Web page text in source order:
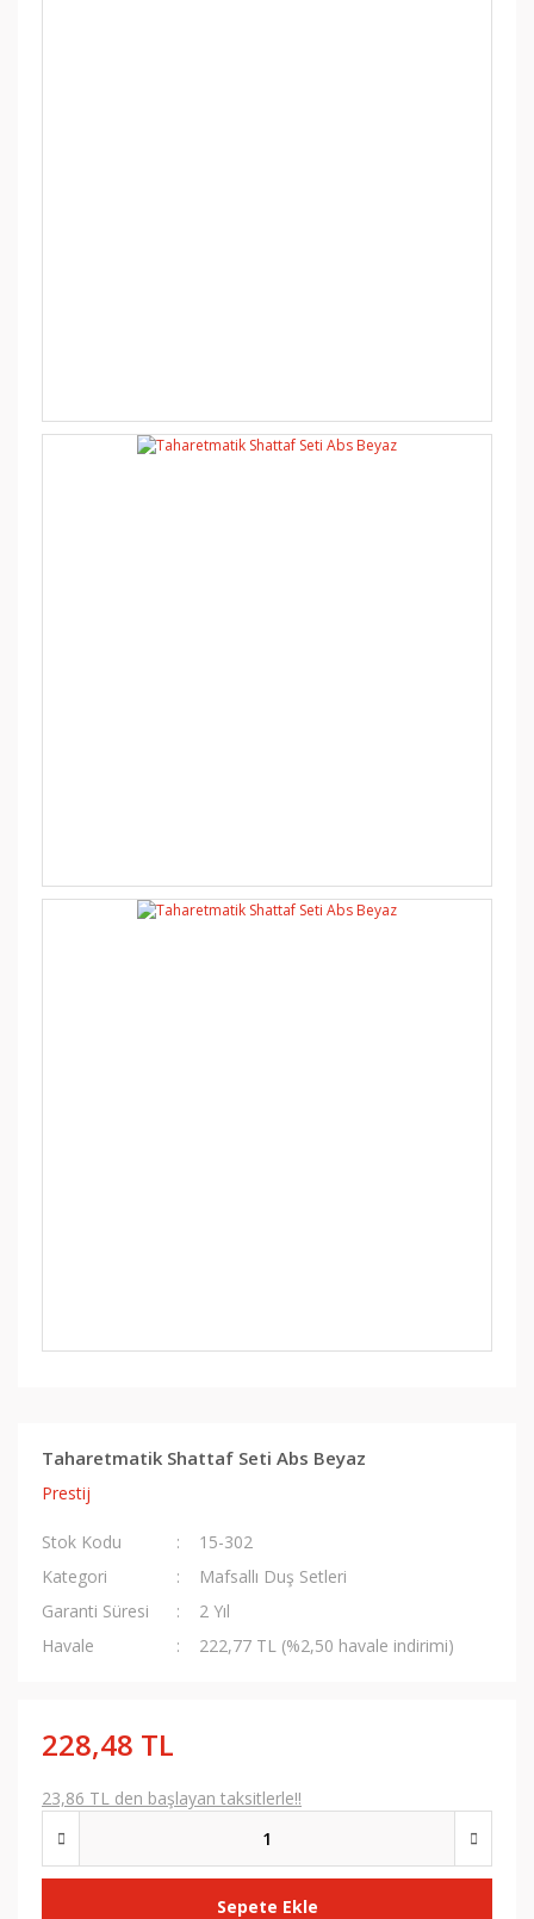
Taharetmatik Shattaf Seti Abs Beyaz
Prestij
Stok Kodu
15-302
Kategori
Mafsallı Duş Setleri
Garanti Süresi
2 Yıl
Havale
222,77 TL (%2,50 havale indirimi)
228,48 TL
23,86 TL den başlayan taksitlerle!!
Sepete Ekle